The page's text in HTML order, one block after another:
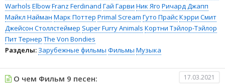
Warhols ElbowFranz Ferdinand Гай Гарви Ник Яго Ричард Джапп
Майкл Найман Марк Поттер Primal Scream Гуто ПрайсКэрри Смит
Джейсон Столлстеймер Super Furry Animals Кортни Тэйлор-Тэйлор
Пит Тернер The Von Bondies
Разделы: Зарубежные фильмы Фильмы Музыка
О чем Фильм 9 песен: 17.03.2021